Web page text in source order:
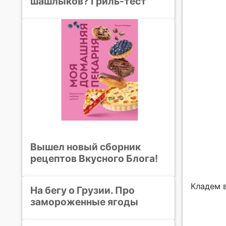
Кладем
Вышел новый сборник
рецептов Вкусного Блога!
На бегу о Грузии. Про
замороженные ягоды